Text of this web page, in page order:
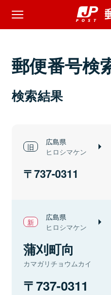
郵便番号検
検索結果
広島県
ヒロシマケン
737-0311
広島県
ヒロシマケン
蒲刈町向
カマガリチョウムカイ
737-0311